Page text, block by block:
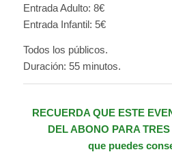
Entrada Adulto: 8€
Entrada Infantil: 5€
Todos los públicos.
Duración: 55 minutos.
RECUERDA QUE ESTE
DEL ABONO PARA
que puedes